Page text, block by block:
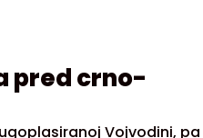
pred crno-
Vojvodini, pa